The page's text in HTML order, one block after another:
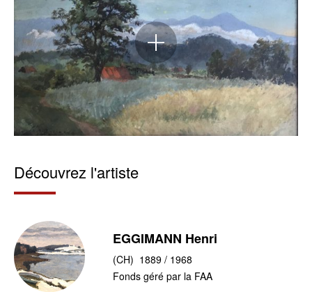
Agrandir
l'image
Découvrez l'artiste
EGGIMANN Henri
(CH) 1889 / 1968
Fonds géré par la FAA